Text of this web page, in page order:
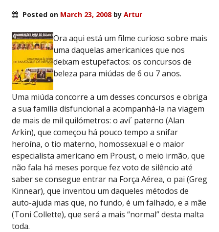
Posted on March 23, 2008 by Artur
Ora aqui está um filme curioso sobre mais
uma daquelas americanices que nos
deixam estupefactos: os concursos de
beleza para miúdas de 6 ou 7 anos.
Uma miúda concorre a um desses concursos e obriga
a sua família disfuncional a acompanhá-la na viagem
de mais de mil quilómetros: o aví´ paterno (Alan
Arkin), que começou há pouco tempo a snifar
heroína, o tio materno, homossexual e o maior
especialista americano em Proust, o meio irmão, que
não fala há meses porque fez voto de silêncio até
saber se consegue entrar na Força Aérea, o pai (Greg
Kinnear), que inventou um daqueles métodos de
auto-ajuda mas que, no fundo, é um falhado, e a mãe
(Toni Collette), que será a mais “normal” desta malta
toda.